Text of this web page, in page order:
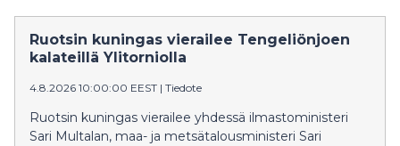
Ruotsin kuningas vierailee Tengeliönjoen
kalateillä Ylitorniolla
4.8.2026 10:00:00 EEST | Tiedote
Ruotsin kuningas vierailee yhdessä ilmastoministeri
Sari Multalan, maa- ja metsätalousministeri Sari